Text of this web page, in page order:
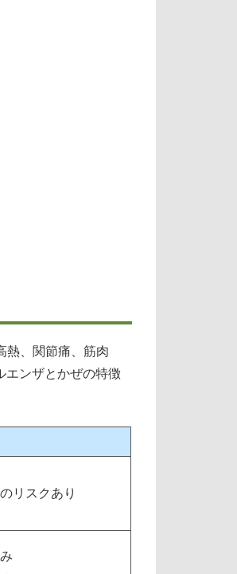
熱、関節痛、筋肉
エンザとかぜの特徴
リスクあり